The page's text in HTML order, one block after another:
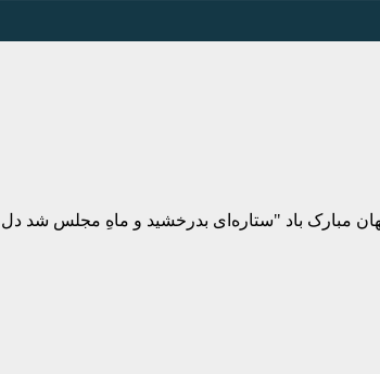
مبارک باد "ستاره‌ای بدرخشید و ماهِ مجلس شد